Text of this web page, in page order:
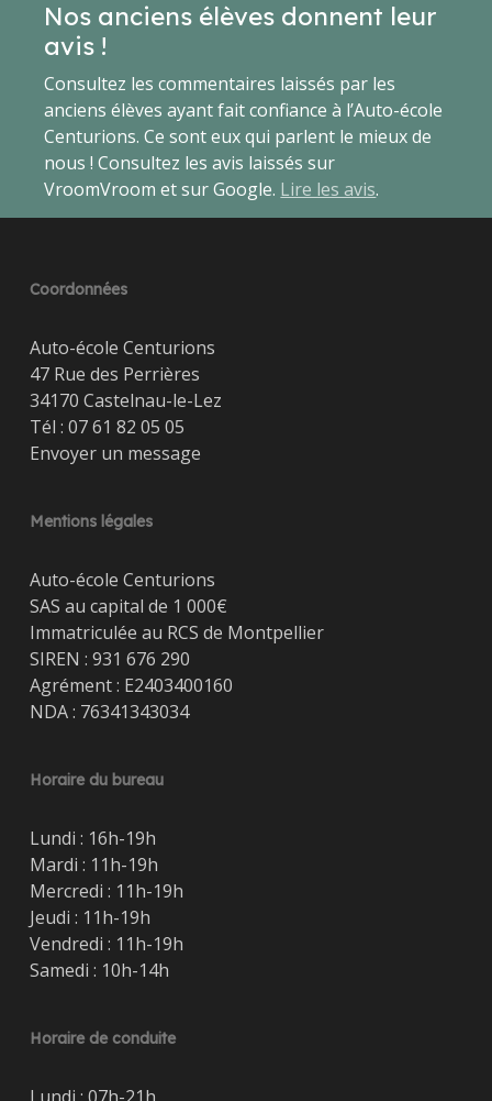
Nos anciens élèves donnent leur
avis !
Consultez les commentaires laissés par les
anciens élèves ayant fait confiance à l’Auto-école
Centurions. Ce sont eux qui parlent le mieux de
nous ! Consultez les avis laissés sur
VroomVroom et sur Google. Lire les avis.
Coordonnées
Auto-école Centurions
47 Rue des Perrières
34170 Castelnau-le-Lez
Tél : 07 61 82 05 05
Envoyer un message
Mentions légales
Auto-école Centurions
SAS au capital de 1 000€
Immatriculée au RCS de Montpellier
SIREN : 931 676 290
Agrément : E2403400160
NDA : 76341343034
Horaire du bureau
Lundi : 16h-19h
Mardi : 11h-19h
Mercredi : 11h-19h
Jeudi : 11h-19h
Vendredi : 11h-19h
Samedi : 10h-14h
Horaire de conduite